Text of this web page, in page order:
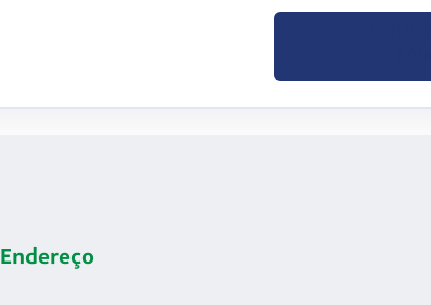
Endereço